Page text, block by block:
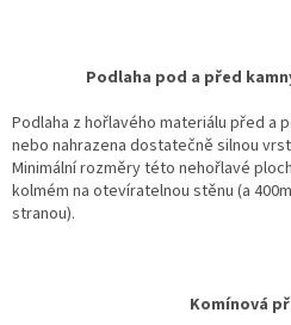
Podlaha pod a před
Podlaha z hořlavého materiálu před a
nebo nahrazena dostatečně silnou
Minimální rozměry této nehořlavé
kolmém na otevíratelnou stěnu (a
stranou).
Komínová